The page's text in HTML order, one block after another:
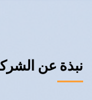
نبذة عن